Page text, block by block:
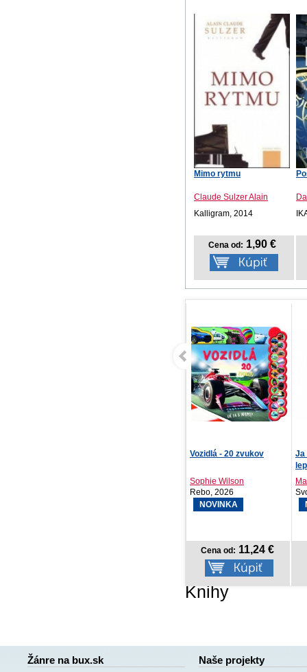
Mimo rytmu
Claude Sulzer Alain
Kalligram, 2014
Cena od: 1,90 €
Vozidlá - 20 zvukov
Sophie Wilson
Rebo, 2026
NOVINKA
Cena od: 11,24 €
Ja
Knihy
Žánre na bux.sk Naše projekty